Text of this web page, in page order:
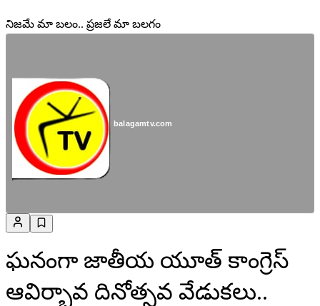
నిజమే మా బలం.. ప్రజలే మా బలగం
balagamtv.com
ఘనంగా జాతీయ యూత్ కాంగ్రెస్
ఆవిర్భావ దినోత్సవ వేడుకలు..